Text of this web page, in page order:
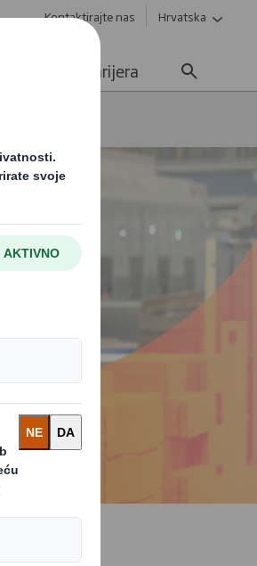
Kontaktirajte nas Hrvatska
Karijera